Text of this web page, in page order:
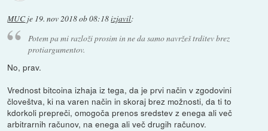
MUCje 19. nov 2018 ob 08:18izjavil:
Potem pa mi razloži prosim in ne da samo navržeš trditev brez
protiargumentov.
No, prav.
Vrednost bitcoina izhaja iz tega, da je prvi način v zgodovini
človeštva, ki na varen način in skoraj brez možnosti, da ti to
kdorkoli prepreči, omogoča prenos sredstev z enega ali več
arbitrarnih računov, na enega ali več drugih računov.